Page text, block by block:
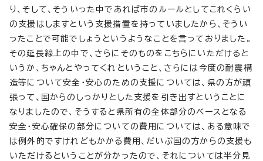
り、そして、そういった中であれば市のルールとしてこれくらい
の支援はしますという支援措置を持っていましたから、そうい
ったことで可能でしょうというようなことを言っておりました。
その延長線上の中で、さらにそのものをこちらにいただけると
いうか、ちゃんとやってくれということ、さらには今度の耐震構
造等について安全・安心のための支援については、県の方が頑
張って、国からのしっかりとした支援を引き出すということに
なりましたので、そうすると県所有の全体部分のベースとなる
安全・安心確保の部分についての費用については、ある意味で
は例外的ですけれどもかかる費用、だいぶ国の方からの支援も
いただけるということが分かったので、それについては半分見